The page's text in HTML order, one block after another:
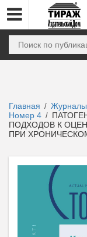
Главная / Журналы
Номер 4 /
ПОДХОДОВ К
ПРИ